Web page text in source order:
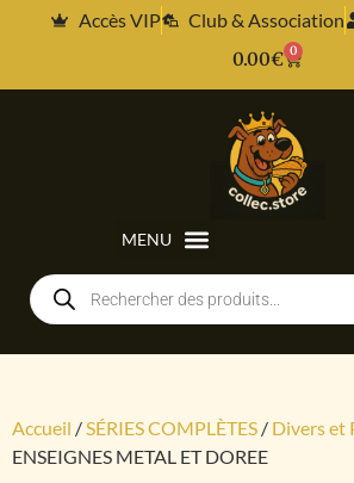
Accès VIP Club & Association
0.00€ 0
Accueil /SÉRIES COMPLÈTES / Divers et
ENSEIGNES METAL ET DOREE